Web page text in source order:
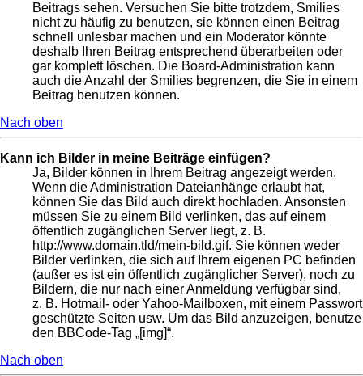
Beitrags sehen. Versuchen Sie bitte trotzdem, Smilies
nicht zu häufig zu benutzen, sie können einen Beitrag
schnell unlesbar machen und ein Moderator könnte
deshalb Ihren Beitrag entsprechend überarbeiten oder
gar komplett löschen. Die Board-Administration kann
auch die Anzahl der Smilies begrenzen, die Sie in einem
Beitrag benutzen können.
Nach oben
Kann ich Bilder in meine Beiträge einfügen?
Ja, Bilder können in Ihrem Beitrag angezeigt werden.
Wenn die Administration Dateianhänge erlaubt hat,
können Sie das Bild auch direkt hochladen. Ansonsten
müssen Sie zu einem Bild verlinken, das auf einem
öffentlich zugänglichen Server liegt, z. B.
http://www.domain.tld/mein-bild.gif. Sie können weder
Bilder verlinken, die sich auf Ihrem eigenen PC befinden
(außer es ist ein öffentlich zugänglicher Server), noch zu
Bildern, die nur nach einer Anmeldung verfügbar sind,
z. B. Hotmail- oder Yahoo-Mailboxen, mit einem Passwort
geschützte Seiten usw. Um das Bild anzuzeigen, benutze
den BBCode-Tag „[img]“.
Nach oben